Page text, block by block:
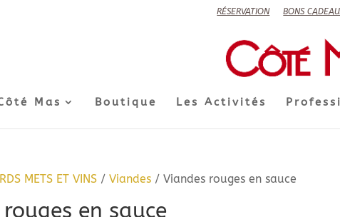
RÉSERVATION BONS
Mas Boutique Les Activités
METS ET VINS/ Viandes/ Viandes rouges en sauce
en sauce